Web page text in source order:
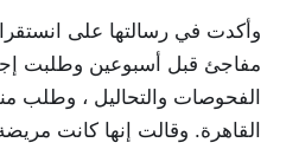
وأكدت في رسالتها على
مفاجئ قبل أسبوعين وطلبت
الفحوصات والتحاليل ، وطلب
القاهرة. وقالت إنها كانت